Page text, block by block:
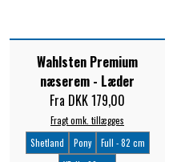
Wahlsten Premium
næserem - Læder
Fra DKK 179,00
Fragt omk. tillægges
Shetland
Pony
Full - 82 cm